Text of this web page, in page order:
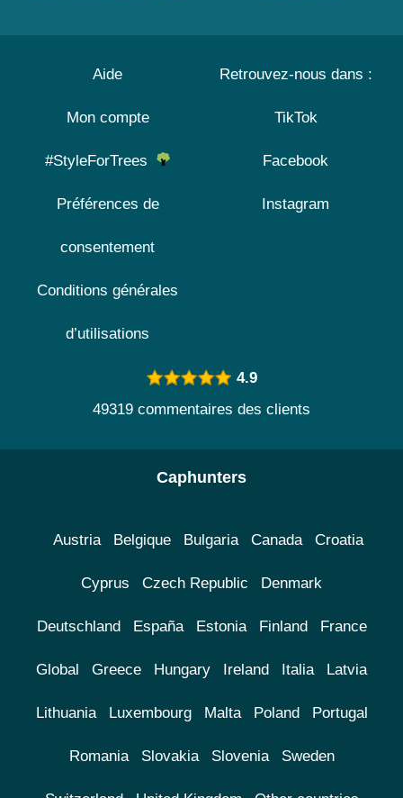
Aide
Mon compte
#StyleForTrees
Préférences de
consentement
Conditions générales
d’utilisations
Retrouvez-nous dans :
TikTok
Facebook
Instagram
4.9
49319 commentaires des clients
Caphunters
Austria Belgique Bulgaria Canada Croatia
Cyprus Czech Republic Denmark
Deutschland España Estonia Finland France
Global Greece Hungary Ireland Italia Latvia
Lithuania Luxembourg Malta Poland Portugal
Romania Slovakia Slovenia Sweden